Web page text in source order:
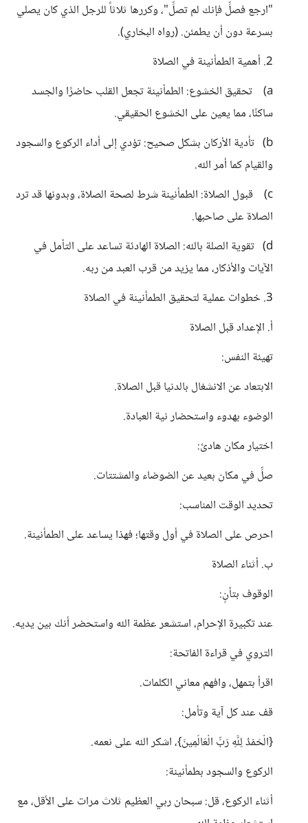
"ارجع فصلِّ فإنك لم تصلِّ"، وكررها ثلاثاً للرجل الذي كان يصلي
بسرعة دون أن يطمئن. (رواه البخاري).
2. أهمية الطمأنينة في الصلاة
a) تحقيق الخشوع: الطمأنينة تجعل القلب حاضرًا والجسد
ساكنًا، مما يعين على الخشوع الحقيقي.
b) تأدية الأركان بشكل صحيح: تؤدي إلى أداء الركوع والسجود
والقيام كما أمر الله.
c) قبول الصلاة: الطمأنينة شرط لصحة الصلاة، وبدونها قد ترد
الصلاة على صاحبها.
d) تقوية الصلة بالله: الصلاة الهادئة تساعد على التأمل في
الآيات والأذكار، مما يزيد من قرب العبد من ربه.
3. خطوات عملية لتحقيق الطمأنينة في الصلاة
أ. الإعداد قبل الصلاة
تهيئة النفس:
الابتعاد عن الانشغال بالدنيا قبل الصلاة.
الوضوء بهدوء واستحضار نية العبادة.
اختيار مكان هادئ:
صلِّ في مكان بعيد عن الضوضاء والمشتتات.
تحديد الوقت المناسب:
احرص على الصلاة في أول وقتها؛ فهذا يساعد على الطمأنينة.
ب. أثناء الصلاة
الوقوف بتأنٍ:
عند تكبيرة الإحرام، استشعر عظمة الله واستحضر أنك بين يديه.
التروي في قراءة الفاتحة:
اقرأ بتمهل، وافهم معاني الكلمات.
قف عند كل آية وتأمل:
{الْحَمْدُ لِلَّهِ رَبِّ الْعَالَمِينَ}، اشكر الله على نعمه.
الركوع والسجود بطمأنينة:
أثناء الركوع، قل: سبحان ربي العظيم ثلاث مرات على الأقل، مع